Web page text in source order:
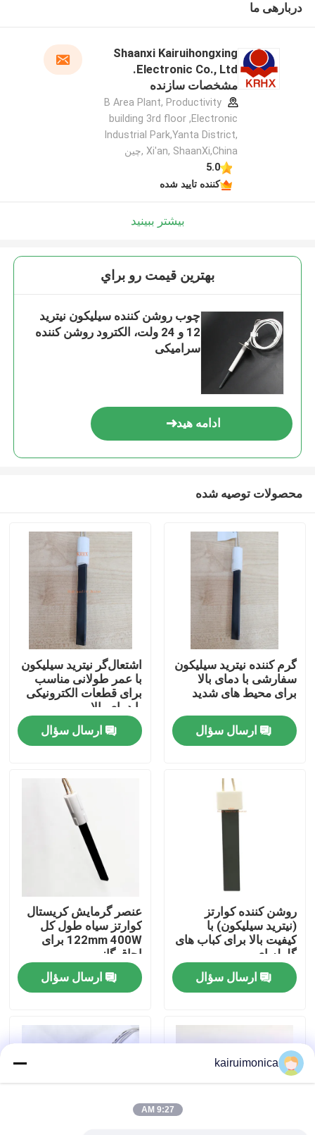
خونه
نمایش واقعیت مجازی
درباره ما
تور کارخانه
کنترل کیفیت
اخبار
دربارهی ما
Shaanxi Kairuihongxing
Electronic Co., Ltd.
مشخصات سازنده
B Area Plant, Productivity
building 3rd floor ,Electronic
Industrial Park,Yanta District,
Xi'an, ShaanXi,China ,چین
5.0
کننده تایید شده
بیشتر ببینید
بهترين قيمت رو براي
چوب روشن کننده سیلیکون نیترید
12 و 24 ولت، الکترود روشن کننده
سرامیکی
ادامه هید
محصولات توصیه شده
گرم کننده نیترید سیلیکون
سفارشی با دمای بالا
برای محیط های شدید
ارسال سؤال
اشتعال‌گر نیترید سیلیکون
با عمر طولانی مناسب
برای قطعات الکترونیکی
با دمای بالا
ارسال سؤال
روشن کننده کوارتز
(نیترید سیلیکون) با
کیفیت بالا برای کباب های
گلوله ای
ارسال سؤال
عنصر گرمایش کریستال
کوارتز سیاه طول کل
122mm 400W برای
اجاق گاز
ارسال سؤال
kairuimonica
9:27 AM